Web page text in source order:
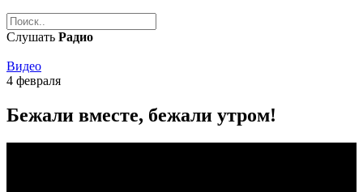
Слушать Радио
Видео
4 февраля
Бежали вместе, бежали утром!